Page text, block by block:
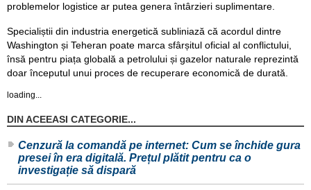
problemelor logistice ar putea genera întârzieri suplimentare.
Specialiștii din industria energetică subliniază că acordul dintre
Washington și Teheran poate marca sfârșitul oficial al conflictului,
însă pentru piața globală a petrolului și gazelor naturale reprezintă
doar începutul unui proces de recuperare economică de durată.
loading...
DIN ACEEASI CATEGORIE...
Cenzură la comandă pe internet: Cum se închide gura
presei în era digitală. Prețul plătit pentru ca o
investigație să dispară